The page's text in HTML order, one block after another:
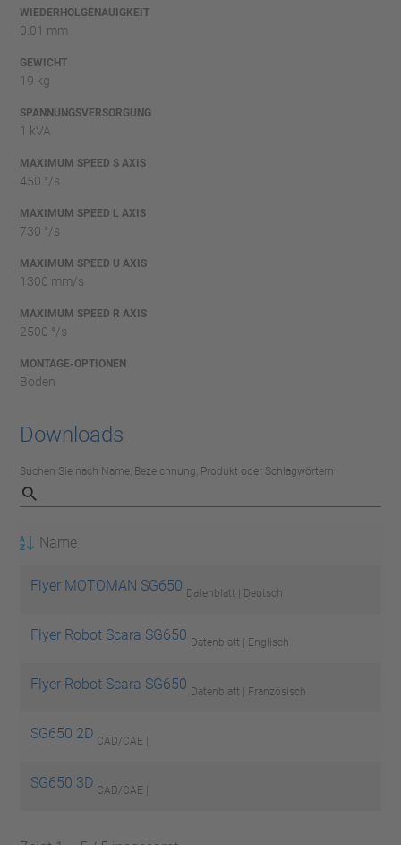
WIEDERHOLGENAUIGKEIT
0.01 mm
GEWICHT
19 kg
SPANNUNGSVERSORGUNG
1 kVA
MAXIMUM SPEED S AXIS
450 °/s
MAXIMUM SPEED L AXIS
730 °/s
MAXIMUM SPEED U AXIS
1300 mm/s
MAXIMUM SPEED R AXIS
2500 °/s
MONTAGE-OPTIONEN
Boden
Downloads
Suchen Sie nach Name, Bezeichnung, Produkt oder Schlagwörtern
Name
Flyer MOTOMAN SG650 Datenblatt | Deutsch
Flyer Robot Scara SG650 Datenblatt | Englisch
Flyer Robot Scara SG650 Datenblatt | Französisch
SG650 2D CAD/CAE |
SG650 3D CAD/CAE |